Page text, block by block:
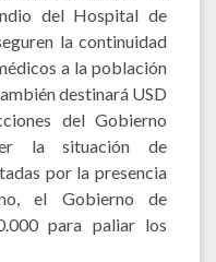
del Hospital de
la continuidad
a la población
destinará USD
del Gobierno
la situación de
por la presencia
el Gobierno de
para paliar los